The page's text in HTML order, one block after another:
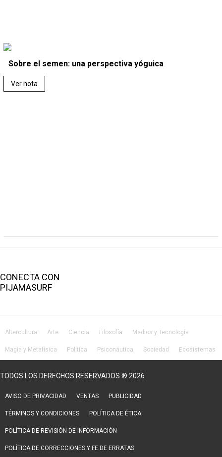
Sobre el semen: una perspectiva yóguica
Ver nota
CONECTA CON
PIJAMASURF
Altercultura Arte Ciencia Filosofía Medios y Tecnología
Magia y Metafísica Política Psiconáutica Sociedad Ecosistemas
TODOS LOS DERECHOS RESERVADOS ® 2026
AVISO DE PRIVACIDAD VENTAS PUBLICIDAD
TÉRMINOS Y CONDICIONES POLÍTICA DE ÉTICA
POLÍTICA DE REVISIÓN DE INFORMACIÓN
POLÍTICA DE CORRECCIONES Y FE DE ERRATAS